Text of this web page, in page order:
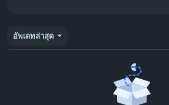
อัพเดทล่าสุด